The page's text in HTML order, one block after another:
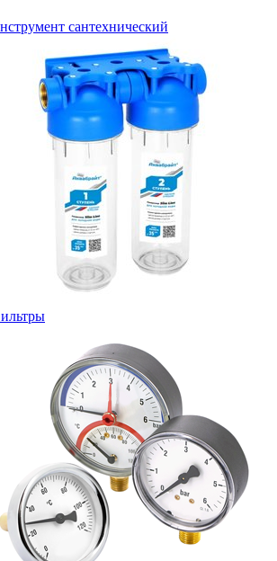
сантехнический